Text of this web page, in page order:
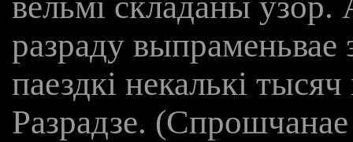
разраду выпраменьвае
паездкі некалькі
Разрадзе.